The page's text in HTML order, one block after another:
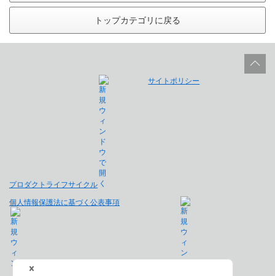
トップカテゴリに戻る
プロダクトライフサイクル
サイトポリシー
個人情報保護法に基づく公表事項